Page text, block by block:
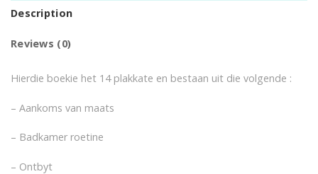
Description
Reviews (0)
Hierdie boekie het 14 plakkate en bestaan uit die volgende :
– Aankoms van maats
– Badkamer roetine
– Ontbyt